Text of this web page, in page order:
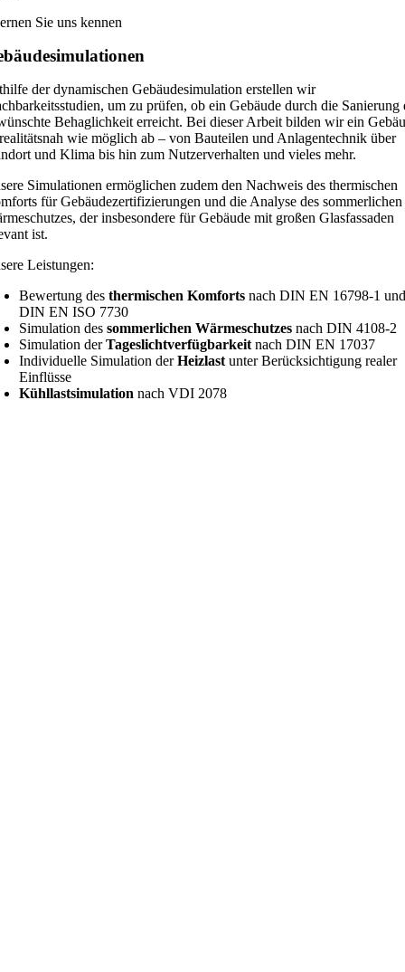
Sie uns kennen
der dynamischen Gebäudesimulation erstellen wir
um zu prüfen, ob ein Gebäude durch die Sanierung
Behaglichkeit erreicht. Bei dieser Arbeit bilden wir ein
wie möglich ab – von Bauteilen und Anlagentechnik über
und Klima bis hin zum Nutzerverhalten und vieles mehr.
Simulationen ermöglichen zudem den Nachweis des thermischen
für Gebäudezertifizierungen und die Analyse des sommerlichen
der insbesondere für Gebäude mit großen Glasfassaden
ist.
Leistungen:
Bewertung desthermischen Komforts nach DIN EN 16798-1
DIN EN ISO 7730
Simulation dessommerlichen Wärmeschutzes nach DIN 4108-2
Simulation derTageslichtverfügbarkeit nach DIN EN 17037
Individuelle Simulation derHeizlast unter Berücksichtigung realer
Einflüsse
Kühllastsimulation nach VDI 2078